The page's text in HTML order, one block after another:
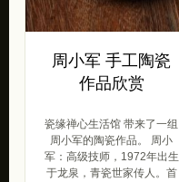
周小军 手工陶瓷
作品欣赏
瓷缘禅心生活馆 带来了一组
周小军的陶瓷作品。 周小
军：高级技师，1972年出生
于龙泉，青瓷世家传人。首